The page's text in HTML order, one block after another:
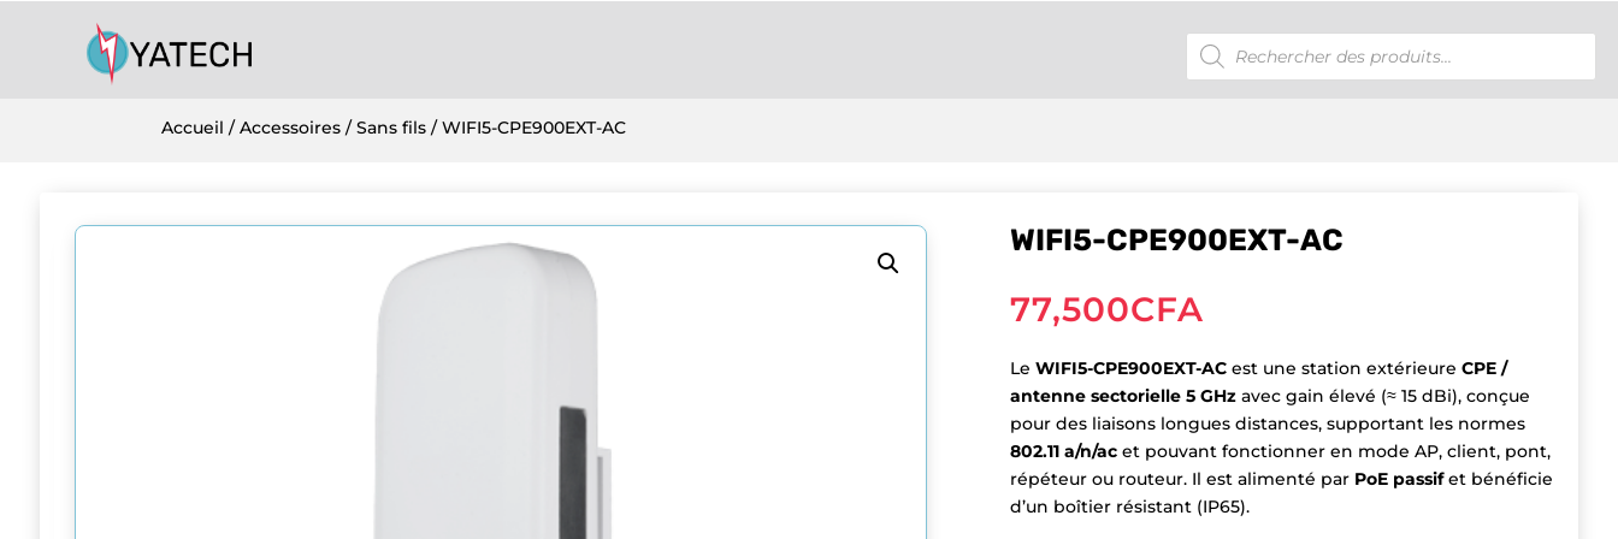
Recherche
de
produits
Accueil /Accessoires /Sans fils / WIFI5-CPE900EXT-AC
WIFI5-CPE900EXT-AC
77,500CFA
Le WIFI5-CPE900EXT-ACest une station extérieure CPE /
antenne sectorielle 5 GHzavec gain élevé (≈ 15 dBi), conçue
pour des liaisons longues distances, supportant les normes
802.11 a/n/acet pouvant fonctionner en mode AP, client, pont,
répéteur ou routeur. Il est alimenté par PoE passifet bénéficie
d’un boîtier résistant (IP65).